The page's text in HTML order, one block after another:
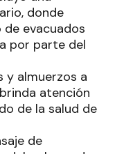
donde
evacuados
por parte del
y almuerzos a
atención
de la salud de
de